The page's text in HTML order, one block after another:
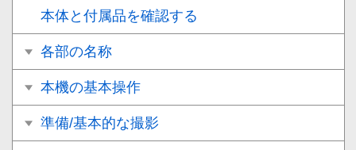
本体と付属品を確認する
各部の名称
本機の基本操作
準備/基本的な撮影